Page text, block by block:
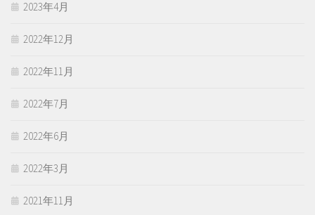
2023年4月
2022年12月
2022年11月
2022年7月
2022年6月
2022年3月
2021年11月